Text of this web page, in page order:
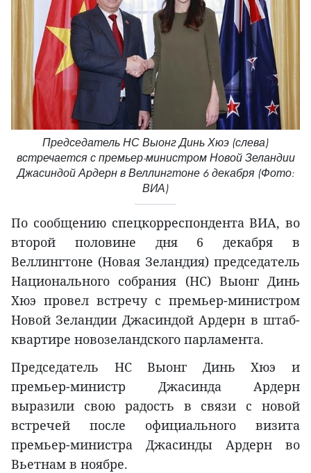
Председатель НС Выонг Динь Хюэ (слева)
встречается с премьер-министром Новой Зеландии
Джасиндой Ардерн в Веллингтоне 6 декабря (Фото:
ВИА)
По сообщению спецкорреспондента ВИА, во
второй половине дня 6 декабря в
Веллингтоне (Новая Зеландия) председатель
Национального собрания (НС) Выонг Динь
Хюэ провел встречу с премьер-министром
Новой Зеландии Джасиндой Ардерн в штаб-
квартире новозеландского парламента.
Председатель НС Выонг Динь Хюэ и
премьер-министр Джасинда Ардерн
выразили свою радость в связи с новой
встречей после официального визита
премьер-министра Джасинды Ардерн во
Вьетнам в ноябре.